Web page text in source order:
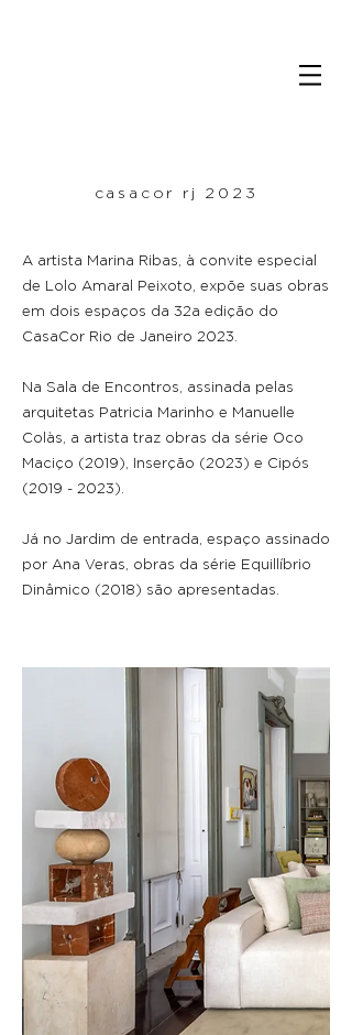
casacor rj 2023
A artista Marina Ribas, à convite especial
de Lolo Amaral Peixoto, expõe suas obras
em dois espaços da 32a edição do
CasaCor Rio de Janeiro 2023.
Na Sala de Encontros, assinada pelas
arquitetas Patricia Marinho e Manuelle
Colàs, a artista traz obras da série Oco
Maciço (2019), Inserção (2023) e Cipós
(2019 - 2023)
​Já no Jardim de entrada, espaço assinado
por Ana Veras, obras da série Equillíbrio
Dinâmico (2018) são apresentadas.